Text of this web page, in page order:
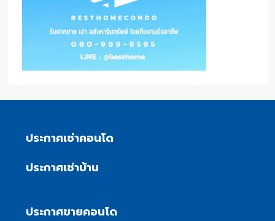
ประกาศเช่าคอนโด
ประกาศเช่าบ้าน
ประกาศขายคอนโด